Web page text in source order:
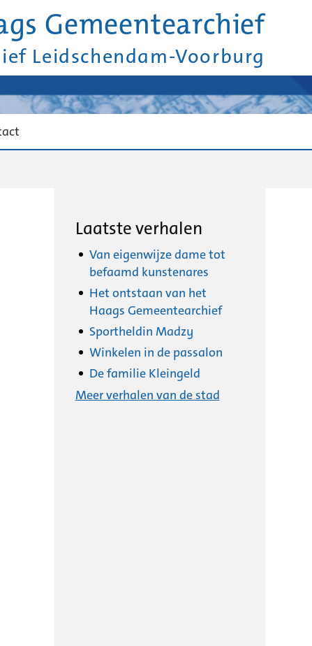
Gemeentearchief
Leidschendam-Voorburg
Laatste verhalen
Van eigenwijze dame tot
befaamd kunstenares
Het ontstaan van het
Haags Gemeentearchief
Sportheldin Madzy
Winkelen in de passalon
De familie Kleingeld
Meer verhalen van de stad